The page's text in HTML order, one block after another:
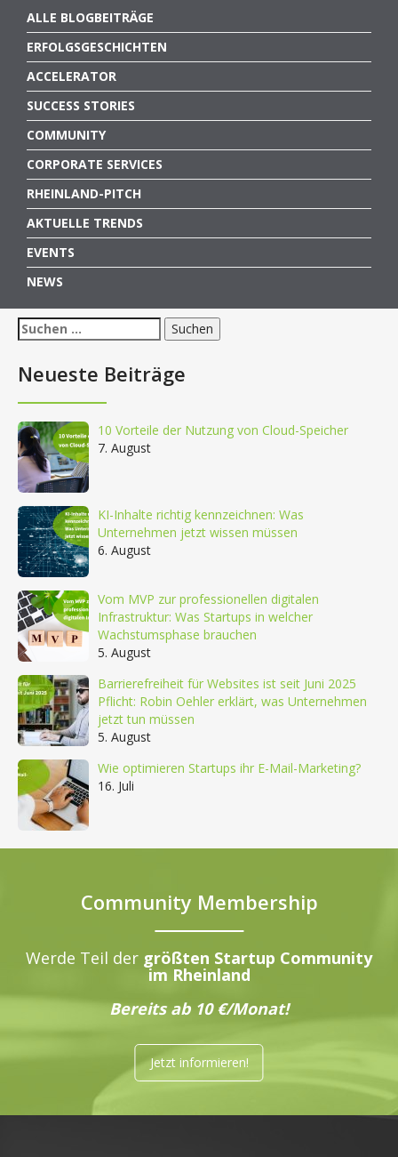
ALLE BLOGBEITRÄGE
ERFOLGSGESCHICHTEN
ACCELERATOR
SUCCESS STORIES
COMMUNITY
CORPORATE SERVICES
RHEINLAND-PITCH
AKTUELLE TRENDS
EVENTS
NEWS
Suchen
nach:
Neueste Beiträge
10 Vorteile der Nutzung von Cloud-Speicher
7. August
KI-Inhalte richtig kennzeichnen: Was
Unternehmen jetzt wissen müssen
6. August
Vom MVP zur professionellen digitalen
Infrastruktur: Was Startups in welcher
Wachstumsphase brauchen
5. August
Barrierefreiheit für Websites ist seit Juni 2025
Pflicht: Robin Oehler erklärt, was Unternehmen
jetzt tun müssen
5. August
Wie optimieren Startups ihr E-Mail-Marketing?
16. Juli
Community Membership
Werde Teil der größten Startup Community
im Rheinland
Bereits ab 10 €/Monat!
Jetzt informieren!